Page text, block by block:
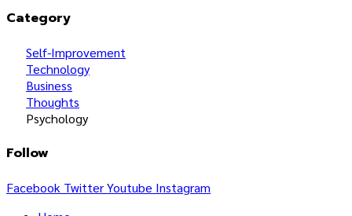
Category
Self-Improvement
Technology
Business
Thoughts
Psychology
Follow
Facebook TwitterYoutube Instagram